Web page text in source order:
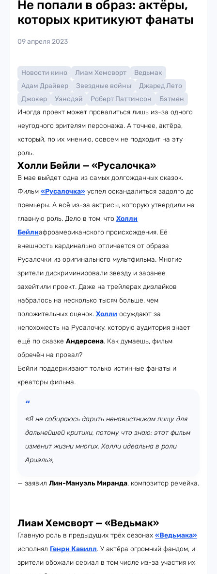
Не попали в образ: актёры,
которых критикуют фанаты
09 апреля 2023
Новости кино Лиам Хемсворт
Ведьмак
Адам Драйвер
Звездные войны
Джаред Лето
Джокер
Уэнсдэй Роберт Паттинсон
Бэтмен
Иногда проект может провалиться лишь из-за одного
неугодного зрителям персонажа. А точнее, актёра,
который, по их мнению, совсем не подходит на эту
роль.
Холли Бейли — «Русалочка»
В мае выйдет одна из самых долгожданных сказок.
Фильм «Русалочка» успел оскандалиться задолго до
премьеры. А всё из-за актрисы, которую утвердили на
главную роль. Дело в том, что Холли
Бейлиафроамериканского происхождения. Её
внешность кардинально отличается от образа
Русалочки из оригинального мультфильма. Многие
зрители дискриминировали звезду и заранее
захейтили проект. Даже на трейлерах дизлайков
набралось на несколько тысяч больше, чем
положительных оценок. Холли осуждают за
непохожесть на Русалочку, которую аудитория знает
ещё по сказке Андерсена. Как думаешь, фильм
обречён на провал?
Бейли поддерживают только истинные фанаты и
креаторы фильма.
«Я не собираюсь дарить ненавистникам пищу для
дальнейшей критики, потому что знаю: этот фильм
изменит жизни многих. Холли идеальна в роли
Ариэль»,
— заявил Лин-Мануэль Миранда, композитор ремейка.
Лиам Хемсворт — «Ведьмак»
Главную роль в предыдущих трёх сезонах «Ведьмака»
исполнял Генри Кавилл. У актёра огромный фандом, и
зрители обожали сериал в том числе из-за участия их